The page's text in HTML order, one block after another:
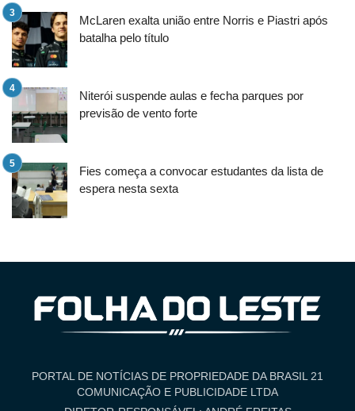
McLaren exalta união entre Norris e Piastri após
batalha pelo título
Niterói suspende aulas e fecha parques por
previsão de vento forte
Fies começa a convocar estudantes da lista de
espera nesta sexta
PORTAL DE NOTÍCIAS DE PROPRIEDADE DA BRASIL 21
COMUNICAÇÃO E PUBLICIDADE LTDA